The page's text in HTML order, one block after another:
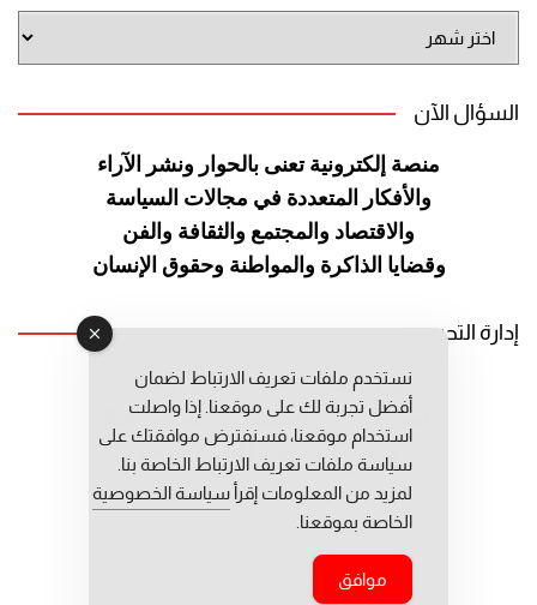
الموقع
السؤال الآن
منصة إلكترونية تعنى بالحوار ونشر
الآراء
والأفكار المتعددة في مجالات السياسة
والاقتصاد والمجتمع والثقافة والفن
وقضايا الذاكرة والمواطنة وحقوق الإنسان
إدارة التحرير
رئيس التحرير: عبد الرحيم التوراني
رئيس التحرير المساعد: المعطي قبال
مديرة التحرير: فاطمة حوحو
جميع حقوق النشر محفوظة © 2026
نستخدم ملفات تعريف الارتباط لضمان
أفضل تجربة لك على موقعنا. إذا واصلت
استخدام موقعنا، فسنفترض موافقتك على
سياسة ملفات تعريف الارتباط الخاصة بنا.
لمزيد من المعلومات إقرأ سياسة الخصوصية
الخاصة بموقعنا.
موافق